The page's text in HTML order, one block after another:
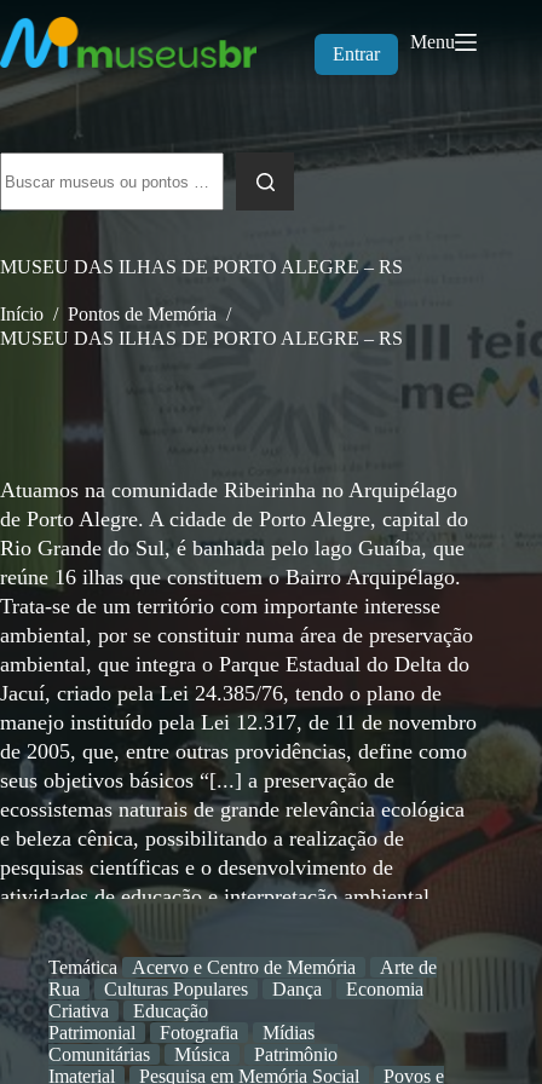
para
o
conteúdo
Entrar
Menu
resultados
MUSEU DAS ILHAS DE PORTO ALEGRE – RS
Início / Pontos de Memória /
MUSEU DAS ILHAS DE PORTO ALEGRE – RS
Atuamos na comunidade Ribeirinha no Arquipélago
de Porto Alegre. A cidade de Porto Alegre, capital do
Rio Grande do Sul, é banhada pelo lago Guaíba, que
reúne 16 ilhas que constituem o Bairro Arquipélago.
Trata-se de um território com importante interesse
ambiental, por se constituir numa área de preservação
ambiental, que integra o Parque Estadual do Delta do
Jacuí, criado pela Lei 24.385/76, tendo o plano de
manejo instituído pela Lei 12.317, de 11 de novembro
de 2005, que, entre outras providências, define como
seus objetivos básicos “[...] a preservação de
ecossistemas naturais de grande relevância ecológica
e beleza cênica, possibilitando a realização de
pesquisas científicas e o desenvolvimento de
atividades de educação e interpretação ambiental,
recreação em contato com a natureza, e de turismo
ecológico”. Embora com sítios tombados pelo
Instituto do Patrimônio Histórico e Artístico do
Estado (IPHAE) e diversos trabalhos acadêmicos
produzidos em torno dele, seu patrimônio cultural
permanece invisível. Para reverter esse isolamento,
Temática Acervo e Centro de Memória
Arte de
Rua
Culturas Populares Dança
Economia
Criativa
Educação
Patrimonial
Fotografia
Mídias
Comunitárias
Música
Patrimônio
Imaterial
Pesquisa em Memória Social
Povos e